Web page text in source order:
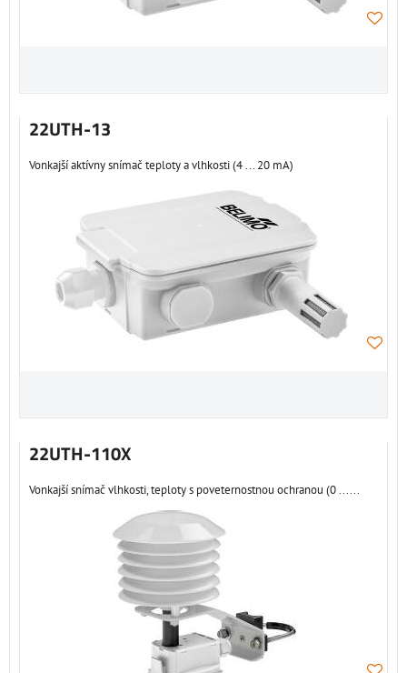
22UTH-13
Vonkajší aktívny snímač teploty a vlhkosti (4 ... 20 mA)
22UTH-110X
Vonkajší snímač vlhkosti, teploty s poveternostnou ochranou (0 ......